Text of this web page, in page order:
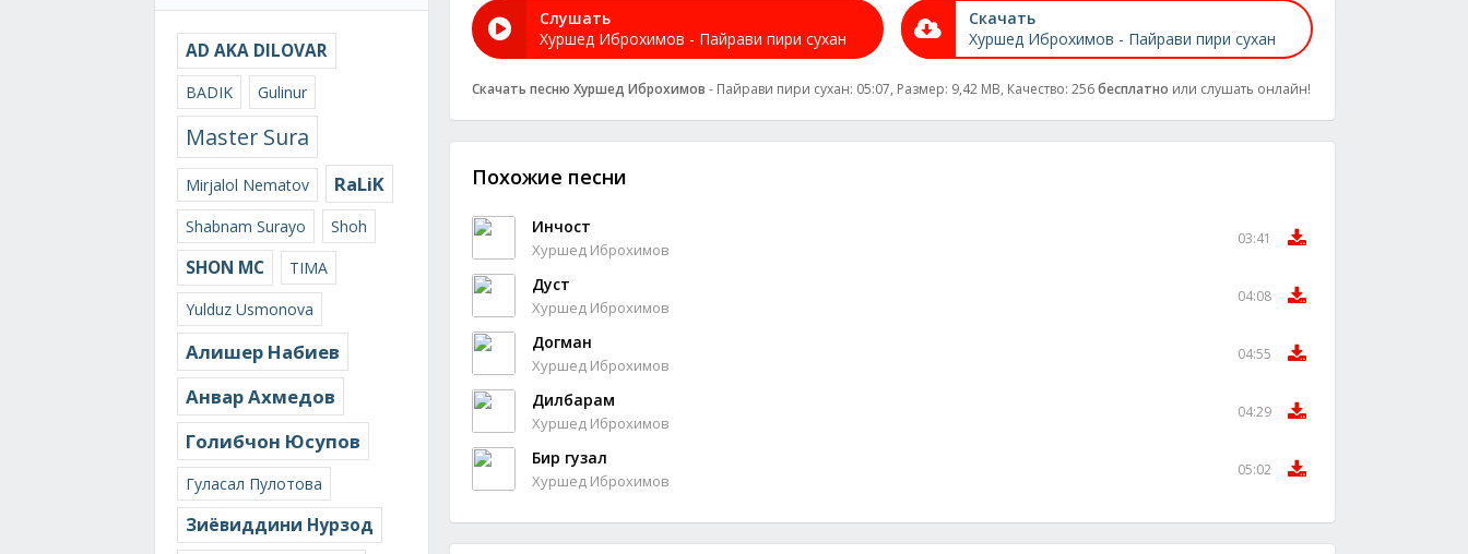
AD AKA DILOVAR
BADIK Gulinur
Master Sura
Mirjalol Nematov RaLiK
Shabnam Surayo Shoh
SHON MC
TIMA
Yulduz Usmonova
Алишер Набиев
Анвар Ахмедов
Голибчон Юсупов
Гуласал Пулотова
Зиёвиддини Нурзод
Слушать
Хуршед Иброхимов - Пайрави пири сухан
Скачать
Хуршед Иброхимов - Пайрави пири сухан
Скачать песню Хуршед Иброхимов - Пайрави пири сухан: 05:07, Размер: 9,42 MB, Качество: 256бесплатно или слушать онлайн!
Похожие песни
Инчост
Хуршед Иброхимов
03:41
Дуст
Хуршед Иброхимов
04:08
Догман
Хуршед Иброхимов
04:55
Дилбарам
Хуршед Иброхимов
04:29
Бир гузал
Хуршед Иброхимов
05:02